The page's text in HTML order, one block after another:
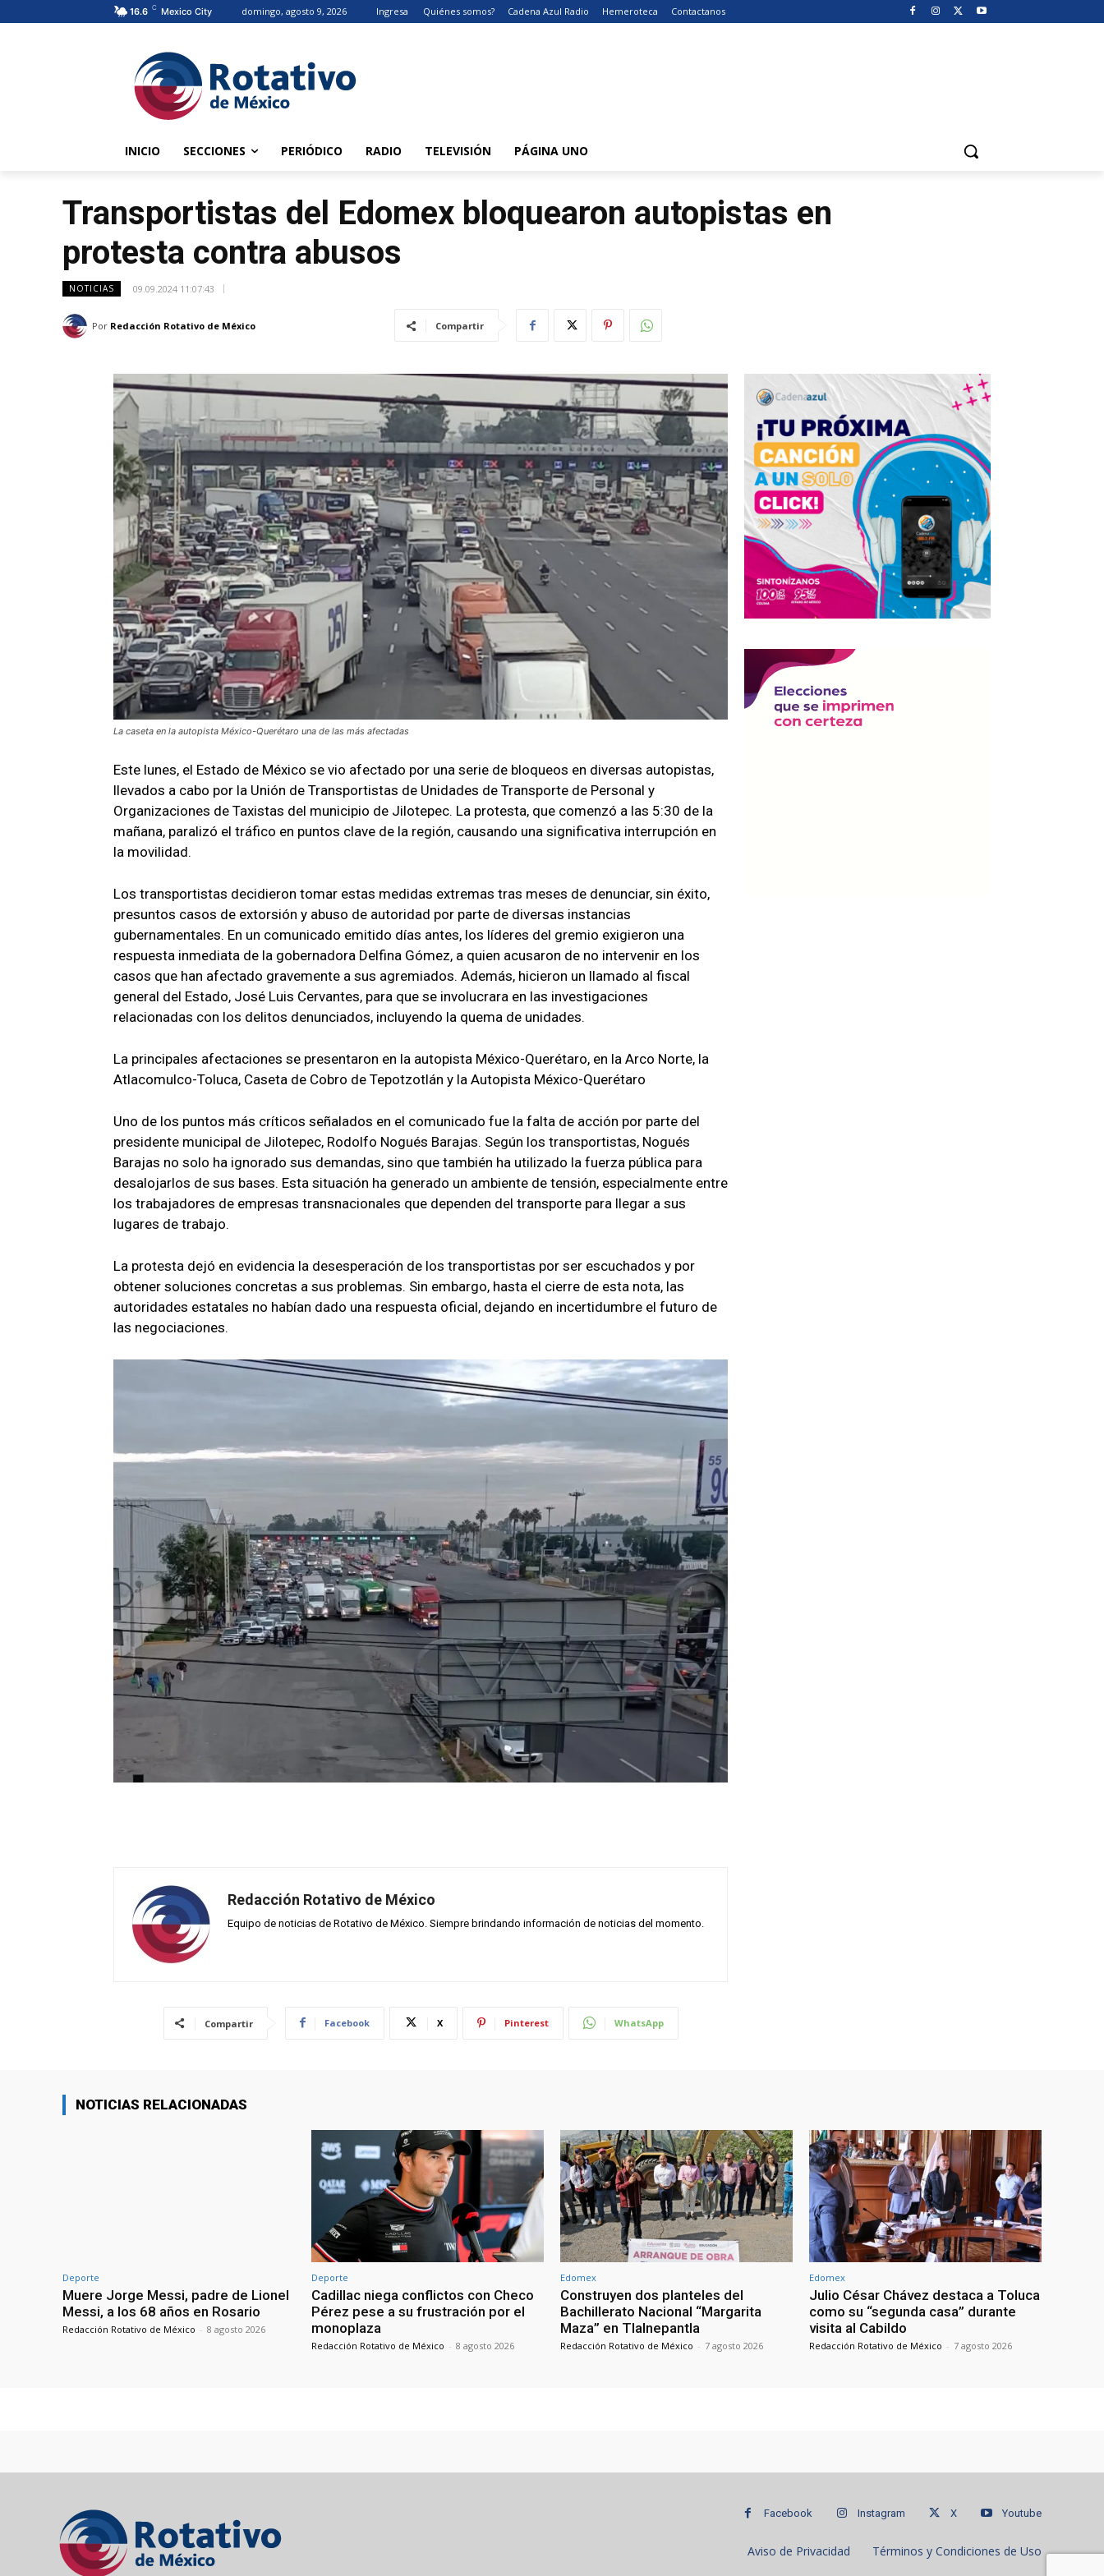
16.6 C Mexico City domingo, agosto 9, 2026 Ingresa Quiénes somos? Cadena Azul Radio Hemeroteca Contactanos
INICIO SECCIONES PERIÓDICO RADIO TELEVISIÓN PÁGINA UNO
Transportistas del Edomex bloquearon autopistas en
protesta contra abusos
NOTICIAS 09.09.2024 11:07:43
Por Redacción Rotativo de México Compartir
La caseta en la autopista México-Querétaro una de las más afectadas
Este lunes, el Estado de México se vio afectado por una serie de bloqueos en diversas autopistas,
llevados a cabo por la Unión de Transportistas de Unidades de Transporte de Personal y
Organizaciones de Taxistas del municipio de Jilotepec. La protesta, que comenzó a las 5:30 de la
mañana, paralizó el tráfico en puntos clave de la región, causando una significativa interrupción en
la movilidad.
Los transportistas decidieron tomar estas medidas extremas tras meses de denunciar, sin éxito,
presuntos casos de extorsión y abuso de autoridad por parte de diversas instancias
gubernamentales. En un comunicado emitido días antes, los líderes del gremio exigieron una
respuesta inmediata de la gobernadora Delfina Gómez, a quien acusaron de no intervenir en los
casos que han afectado gravemente a sus agremiados. Además, hicieron un llamado al fiscal
general del Estado, José Luis Cervantes, para que se involucrara en las investigaciones
relacionadas con los delitos denunciados, incluyendo la quema de unidades.
La principales afectaciones se presentaron en la autopista México-Querétaro, en la Arco Norte, la
Atlacomulco-Toluca, Caseta de Cobro de Tepotzotlán y la Autopista México-Querétaro
Uno de los puntos más críticos señalados en el comunicado fue la falta de acción por parte del
presidente municipal de Jilotepec, Rodolfo Nogués Barajas. Según los transportistas, Nogués
Barajas no solo ha ignorado sus demandas, sino que también ha utilizado la fuerza pública para
desalojarlos de sus bases. Esta situación ha generado un ambiente de tensión, especialmente entre
los trabajadores de empresas transnacionales que dependen del transporte para llegar a sus
lugares de trabajo.
La protesta dejó en evidencia la desesperación de los transportistas por ser escuchados y por
obtener soluciones concretas a sus problemas. Sin embargo, hasta el cierre de esta nota, las
autoridades estatales no habían dado una respuesta oficial, dejando en incertidumbre el futuro de
las negociaciones.
Redacción Rotativo de México
Equipo de noticias de Rotativo de México. Siempre brindando información de noticias del momento.
Compartir Facebook X Pinterest WhatsApp
NOTICIAS RELACIONADAS
Deporte
Muere Jorge Messi, padre de Lionel
Messi, a los 68 años en Rosario
Redacción Rotativo de México - 8 agosto 2026
Deporte
Cadillac niega conflictos con Checo
Pérez pese a su frustración por el
monoplaza
Redacción Rotativo de México - 8 agosto 2026
Edomex
Construyen dos planteles del
Bachillerato Nacional “Margarita
Maza” en Tlalnepantla
Redacción Rotativo de México - 7 agosto 2026
Edomex
Julio César Chávez destaca a Toluca
como su “segunda casa” durante
visita al Cabildo
Redacción Rotativo de México - 7 agosto 2026
Facebook Instagram X Youtube
Aviso de Privacidad Términos y Condiciones de Uso